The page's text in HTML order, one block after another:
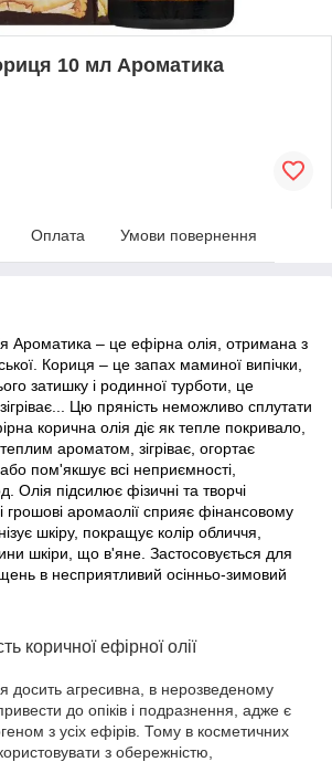
10 мл Ароматика
Оплата Умови повернення
Ароматика – це ефірна олія, отримана з
Кориця – це запах маминої випічки,
затишку і родинної турботи, це
Цю пряність неможливо сплутати
корична олія діє як тепле покривало,
ароматом, зігріває, огортає
пом'якшує всі неприємності,
Олія підсилює фізичні та творчі
грошові аромаолії сприяє фінансовому
шкіру, покращує колір обличчя,
шкіри, що в'яне. Застосовується для
в несприятливий осінньо-зимовий
коричної ефірної олії
досить агресивна, в нерозведеному
до опіків і подразнення, адже є
з усіх ефірів. Тому в косметичних
з обережністю,